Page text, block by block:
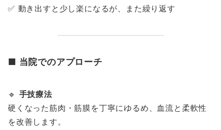
✅ 動き出すと少し楽になるが、また繰り返す
■ 当院でのアプローチ
🔹 手技療法
硬くなった筋肉・筋膜を丁寧にゆるめ、血流と柔軟性
を改善します。